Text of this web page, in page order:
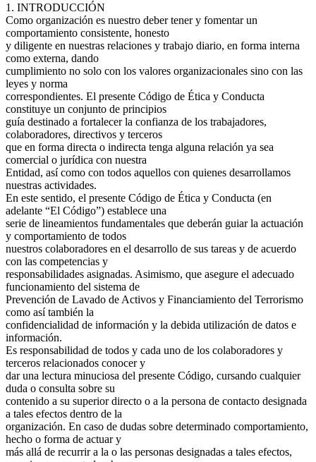
1. INTRODUCCIÓN
Como organización es nuestro deber tener y fomentar un
comportamiento consistente, honesto
y diligente en nuestras relaciones y trabajo diario, en forma interna
como externa, dando
cumplimiento no solo con los valores organizacionales sino con las
leyes y norma
correspondientes. El presente Código de Ética y Conducta
constituye un conjunto de principios
guía destinado a fortalecer la confianza de los trabajadores,
colaboradores, directivos y terceros
que en forma directa o indirecta tenga alguna relación ya sea
comercial o jurídica con nuestra
Entidad, así como con todos aquellos con quienes desarrollamos
nuestras actividades.
En este sentido, el presente Código de Ética y Conducta (en
adelante “El Código”) establece una
serie de lineamientos fundamentales que deberán guiar la actuación
y comportamiento de todos
nuestros colaboradores en el desarrollo de sus tareas y de acuerdo
con las competencias y
responsabilidades asignadas. Asimismo, que asegure el adecuado
funcionamiento del sistema de
Prevención de Lavado de Activos y Financiamiento del Terrorismo
como así también la
confidencialidad de información y la debida utilización de datos e
información.
Es responsabilidad de todos y cada uno de los colaboradores y
terceros relacionados conocer y
dar una lectura minuciosa del presente Código, cursando cualquier
duda o consulta sobre su
contenido a su superior directo o a la persona de contacto designada
a tales efectos dentro de la
organización. En caso de dudas sobre determinado comportamiento,
hecho o forma de actuar y
más allá de recurrir a la o las personas designadas a tales efectos,